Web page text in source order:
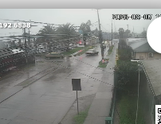
DEPORTES